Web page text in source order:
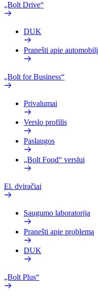
„Bolt Drive“
DUK
Pranešti apie automobilį
„Bolt for Business“
Privalumai
Verslo profilis
Paslaugos
„Bolt Food“ verslui
El. dviračiai
Saugumo laboratorija
Pranešti apie problemą
DUK
„Bolt Plus“